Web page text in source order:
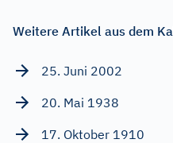
Weitere Artikel aus dem
25. Juni 2002
20. Mai 1938
17. Oktober 1910